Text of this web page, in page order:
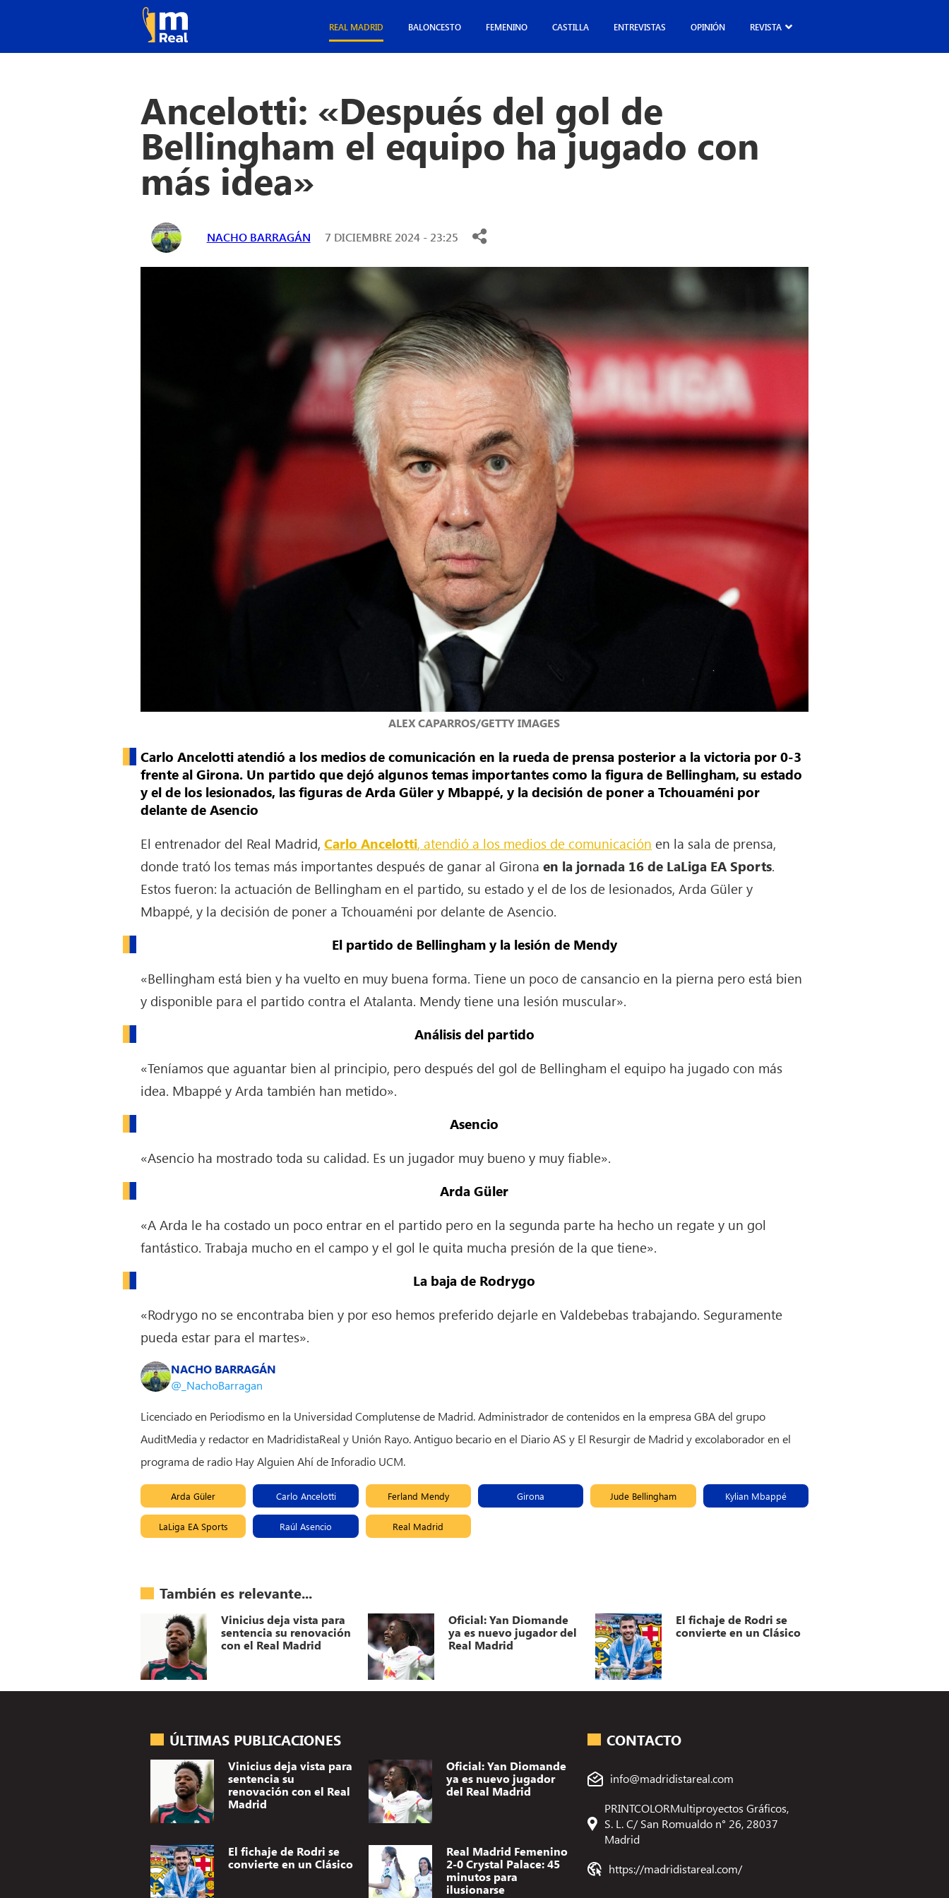
REAL MADRID BALONCESTO FEMENINO CASTILLA ENTREVISTAS OPINIÓN REVISTA
Ancelotti: «Después del gol de
Bellingham el equipo ha jugado con
más idea»
NACHO BARRAGÁN 7 DICIEMBRE 2024 - 23:25
ALEX CAPARROS/GETTY IMAGES
Carlo Ancelotti atendió a los medios de comunicación en la rueda de prensa posterior a la victoria por 0-3
frente al Girona. Un partido que dejó algunos temas importantes como la figura de Bellingham, su estado
y el de los lesionados, las figuras de Arda Güler y Mbappé, y la decisión de poner a Tchouaméni por
delante de Asencio
El entrenador del Real Madrid,Carlo Ancelotti, atendió a los medios de comunicación en la sala de prensa,
donde trató los temas más importantes después de ganar al Girona en la jornada 16 de LaLiga EA Sports.
Estos fueron: la actuación de Bellingham en el partido, su estado y el de los de lesionados, Arda Güler y
Mbappé, y la decisión de poner a Tchouaméni por delante de Asencio.
El partido de Bellingham y la lesión de Mendy
«Bellingham está bien y ha vuelto en muy buena forma. Tiene un poco de cansancio en la pierna pero está bien
y disponible para el partido contra el Atalanta. Mendy tiene una lesión muscular».
Análisis del partido
«Teníamos que aguantar bien al principio, pero después del gol de Bellingham el equipo ha jugado con más
idea. Mbappé y Arda también han metido».
Asencio
«Asencio ha mostrado toda su calidad. Es un jugador muy bueno y muy fiable».
Arda Güler
«A Arda le ha costado un poco entrar en el partido pero en la segunda parte ha hecho un regate y un gol
fantástico. Trabaja mucho en el campo y el gol le quita mucha presión de la que tiene».
La baja de Rodrygo
«Rodrygo no se encontraba bien y por eso hemos preferido dejarle en Valdebebas trabajando. Seguramente
pueda estar para el martes».
NACHO BARRAGÁN
@_NachoBarragan
Licenciado en Periodismo en la Universidad Complutense de Madrid. Administrador de contenidos en la empresa GBA del grupo
AuditMedia y redactor en MadridistaReal y Unión Rayo. Antiguo becario en el Diario AS y El Resurgir de Madrid y excolaborador en el
programa de radio Hay Alguien Ahí de Inforadio UCM.
Arda Güler Carlo Ancelotti Ferland Mendy Girona Jude Bellingham Kylian Mbappé
LaLiga EA Sports Raúl Asencio Real Madrid
También es relevante...
Vinicius deja vista para
sentencia su renovación
con el Real Madrid
Oficial: Yan Diomande
ya es nuevo jugador del
Real Madrid
El fichaje de Rodri se
convierte en un Clásico
ÚLTIMAS PUBLICACIONES
Vinicius deja vista para
sentencia su
renovación con el Real
Madrid
Oficial: Yan Diomande
ya es nuevo jugador
del Real Madrid
El fichaje de Rodri se
convierte en un Clásico
Real Madrid Femenino
2-0 Crystal Palace: 45
minutos para
ilusionarse
CONTACTO
info@madridistareal.com
PRINTCOLORMultiproyectos Gráficos,
S. L. C/ San Romualdo n° 26, 28037
Madrid
https://madridistareal.com/